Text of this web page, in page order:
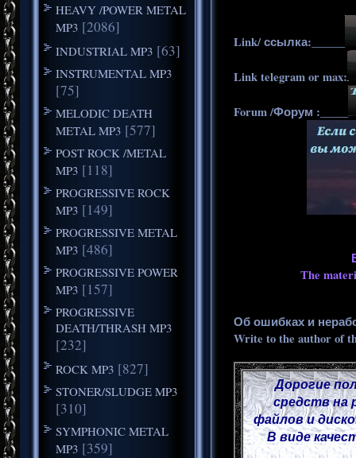
HEAVY /POWER METAL
MP3 [2086]
INDUSTRIAL MP3 [63]
INSTRUMENTAL MP3
[75]
MELODIC DEATH
METAL MP3 [577]
POST ROCK /METAL
MP3 [118]
PROGRESSIVE ROCK
MP3 [149]
PROGRESSIVE METAL
MP3 [486]
PROGRESSIVE POWER
MP3 [157]
PROGRESSIVE
DEATH/THRASH MP3
[232]
ROCK MP3 [827]
STONER/SLUDGE MP3
[310]
SYMPHONIC METAL
MP3 [359]
Link/ ссылка:______
Link telegram or max:
Forum /Форум :_____
The
Об ошибках и
Write to the author of
Дорогие
средств на
файлов и
В виде